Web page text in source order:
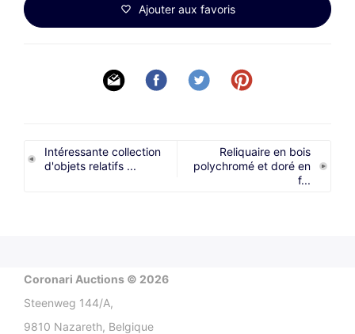
Ajouter aux favoris
Intéressante collection
d'objets relatifs ...
Reliquaire en bois
polychromé et doré en
f...
Coronari Auctions © 2026
Steenweg 144/A,
9810 Nazareth, Belgique